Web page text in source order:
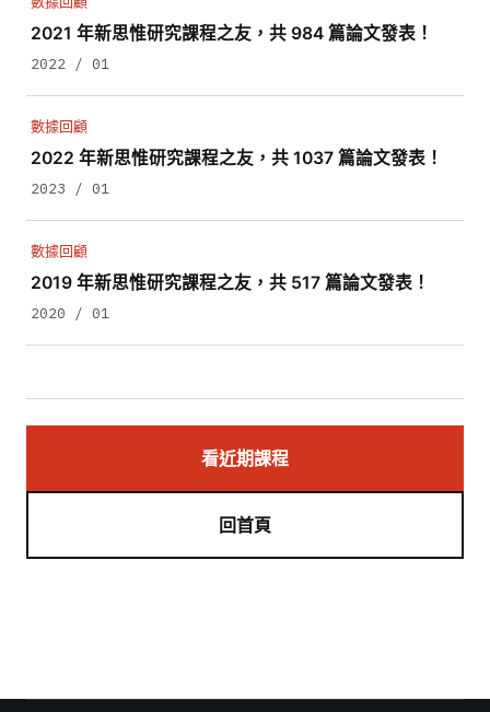
2021 年新思惟研究課程之友，共 984 篇論文發表！
2022 / 01
數據回顧
2022 年新思惟研究課程之友，共 1037 篇論文發表！
2023 / 01
數據回顧
2019 年新思惟研究課程之友，共 517 篇論文發表！
2020 / 01
看近期課程
回首頁